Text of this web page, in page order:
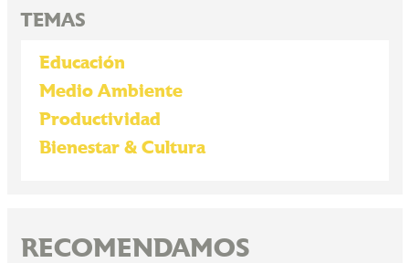
TEMAS
Educación
Medio Ambiente
Productividad
Bienestar & Cultura
RECOMENDAMOS